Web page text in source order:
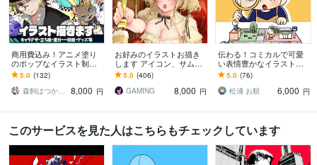
商用費込み！アニメ塗り
のポップなイラスト制作
します 配信、動画、SN
S、IRIAMやグッズに！幅
広く対応
5.0 (132)
森飼はつか／ｲﾗｽﾄﾚｰﾀｰ
8,000 円
お好みのイラストお描き
します アイコン、サムネ
イル、MVイラスト、キャ
ラクターデザインなど
5.0 (406)
GAMING
8,000 円
伝わる！コミカルで可愛
い表情豊かなイラスト描
きます 挿絵・チラシ・リ
ーフレット・HP等 / 大量
注文実績あり！
5.0 (76)
松浦 お順
6,000 円
このサービスを見た人はこちらもチェックしています